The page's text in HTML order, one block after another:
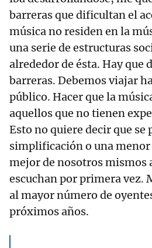
barreras que dificultan el
música no residen en la
una serie de estructuras
alrededor de ésta. Hay que
barreras. Debemos viajar
público. Hacer que la
aquellos que no tienen
Esto no quiere decir que se
simplificación o una
mejor de nosotros mismos
escuchan por primera vez.
al mayor número de
próximos años.